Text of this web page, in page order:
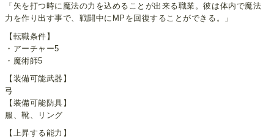
「矢を打つ時に魔法の力を込めることが出来る職業。彼は体内で魔法
力を作り出す事で、戦闘中にMPを回復することができる。」
【転職条件】
・アーチャー5
・魔術師5
【装備可能武器】
弓
【装備可能防具】
服、靴、リング
【上昇する能力】